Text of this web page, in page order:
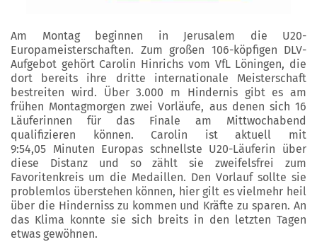
Am Montag beginnen in Jerusalem die U20-
Europameisterschaften. Zum großen 106-köpfigen DLV-
Aufgebot gehört Carolin Hinrichs vom VfL Löningen, die
dort bereits ihre dritte internationale Meisterschaft
bestreiten wird. Über 3.000 m Hindernis gibt es am
frühen Montagmorgen zwei Vorläufe, aus denen sich 16
Läuferinnen für das Finale am Mittwochabend
qualifizieren können. Carolin ist aktuell mit
9:54,05 Minuten Europas schnellste U20-Läuferin über
diese Distanz und so zählt sie zweifelsfrei zum
Favoritenkreis um die Medaillen. Den Vorlauf sollte sie
problemlos überstehen können, hier gilt es vielmehr heil
über die Hinderniss zu kommen und Kräfte zu sparen. An
das Klima konnte sie sich breits in den letzten Tagen
etwas gewöhnen.